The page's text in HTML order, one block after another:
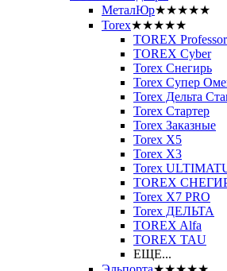
МеталЮр★★★★★
Torex★★★★★
TOREX Professor
TOREX Cyber
Torex Снегирь
Torex Супер
Torex Дельта
Torex Стартер
Torex Заказные
Torex Х5
Torex Х3
Torex
TOREX
Torex X7 PRO
Torex ДЕЛЬТА
TOREX Alfa
TOREX TAU
ЕЩЕ...